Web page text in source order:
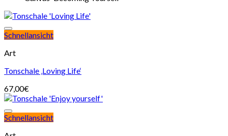
Schnellansicht
Art
Tonschale ‚Loving Life‘
67,00€
Schnellansicht